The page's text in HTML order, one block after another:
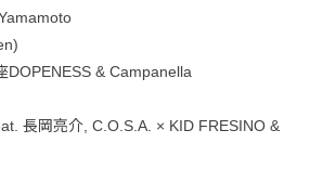
DOPENESS & Campanella
長岡亮介, C.O.S.A. × KID FRESINO &